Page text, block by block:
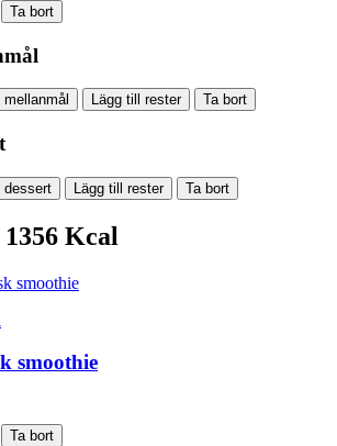
Ta bort
mellanmål Lägg till rester Ta bort
dessert Lägg till rester Ta bort
Kcal
smoothie
Ta bort